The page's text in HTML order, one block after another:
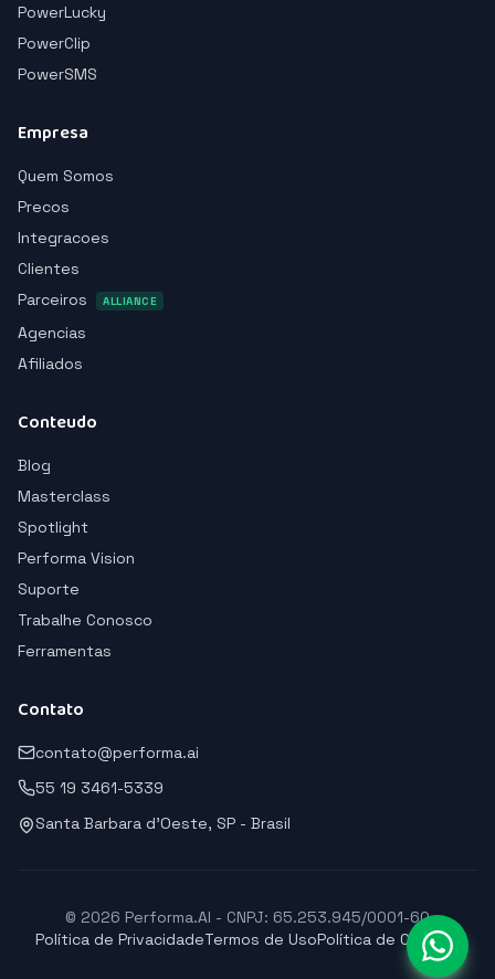
PowerLucky
PowerClip
PowerSMS
Empresa
Quem Somos
Precos
Integracoes
Clientes
Parceiros
ALLIANCE
Agencias
Afiliados
Conteudo
Blog
Masterclass
Spotlight
Performa Vision
Suporte
Trabalhe Conosco
Ferramentas
Contato
contato@performa.ai
55 19 3461-5339
Santa Barbara d'Oeste, SP - Brasil
© 2026 Performa.AI - CNPJ: 65.253.945/0001-60
Política de PrivacidadeTermos de UsoPolítica de Cookies